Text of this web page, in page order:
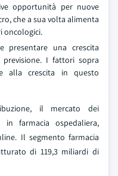
opportunità per nuove
che a sua volta alimenta
oncologici.
presentare una crescita
I fattori sopra
alla crescita in questo
il mercato dei
farmacia ospedaliera,
Il segmento farmacia
di 119,3 miliardi di